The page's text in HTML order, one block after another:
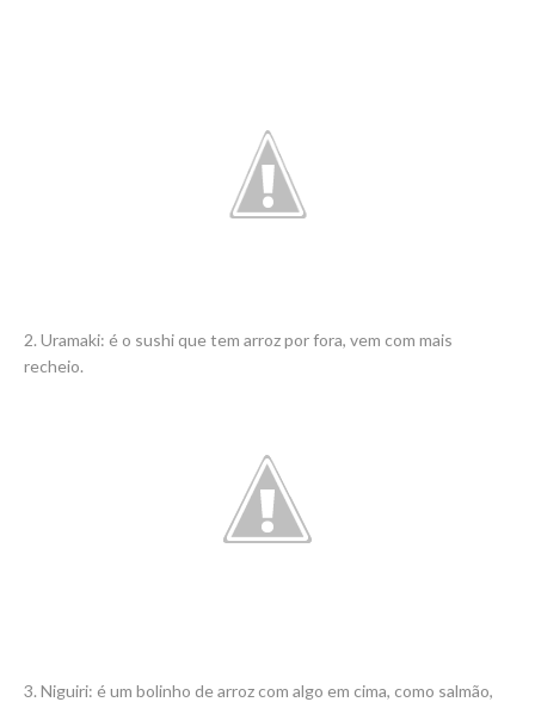
2. Uramaki: é o sushi que tem arroz por fora, vem com mais
recheio.
3. Niguiri: é um bolinho de arroz com algo em cima, como salmão,